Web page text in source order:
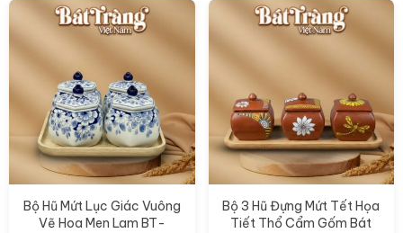
Bộ Hũ Mứt Lục Giác Vuông
Vẽ Hoa Men Lam BT-
Bộ 3 Hũ Đựng Mứt Tết Họa
Tiết Thổ Cẩm Gốm Bát